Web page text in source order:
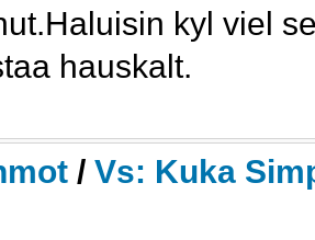
kyl viel
hauskalt.
/Vs: Kuka